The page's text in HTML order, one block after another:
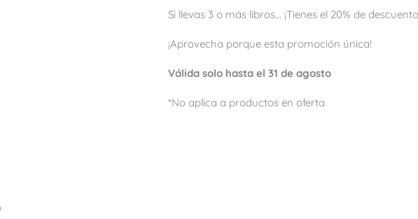
Si llevas 3 o más libros... ¡Tienes el 20% de
¡Aprovecha porque esta promoción única!
Válida solo hasta el 31 de agosto
*No aplica a productos en oferta